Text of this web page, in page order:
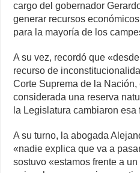
cargo del gobernador
generar recursos
para la mayoría de los
A su vez, recordó que
recurso de
Corte Suprema de la
considerada una reserva
la Legislatura cambiaron esa
A su turno, la abogada
«nadie explica que va a
sostuvo «estamos frente a